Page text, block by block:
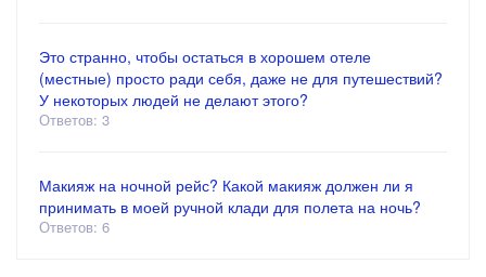
Это странно, чтобы остаться в хорошем отеле
(местные) просто ради себя, даже не для путешествий?
У некоторых людей не делают этого?
Ответов: 3
Макияж на ночной рейс? Какой макияж должен ли я
принимать в моей ручной клади для полета на ночь?
Ответов: 6